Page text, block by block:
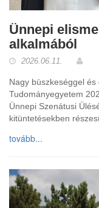
Ünnepi
alkalmából
2026.06.11.
Nagy büszkeséggel
Tudományegyetem
Ünnepi Szenátusi
kitüntetésekben
tovább...